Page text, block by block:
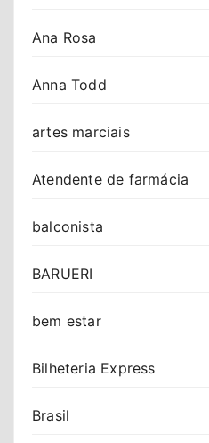
Ana Rosa
Anna Todd
artes marciais
Atendente de farmácia
balconista
BARUERI
bem estar
Bilheteria Express
Brasil